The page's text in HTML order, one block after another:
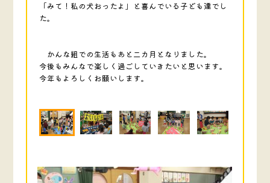
「みて！私の犬おったよ」と喜んでいる子ども達でし
た。
かんな組での生活もあと二カ月となりました。
今後もみんなで楽しく過ごしていきたいと思います。
今年もよろしくお願いします。